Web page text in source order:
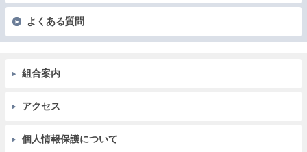
よくある質問
組合案内
アクセス
個人情報保護について